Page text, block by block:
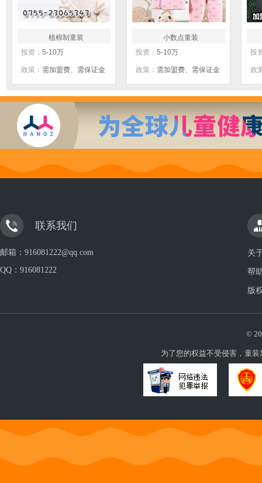
植棉制童装
投资： 5-10万
政策： 需加盟费、需保证金
小数点童装
投资： 5-10万
政策： 需加盟费、需保证金
投
政
联系我们
邮箱：916081222@qq.com
QQ： 916081222
关
帮
版
©
为了您的权益不受侵害，童